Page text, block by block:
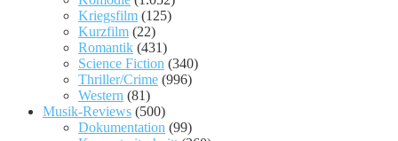
Kriegsfilm (125)
Kurzfilm (22)
Romantik (431)
Science Fiction (340)
Thriller/Crime (996)
Western (81)
Musik-Reviews (500)
Dokumentation (99)